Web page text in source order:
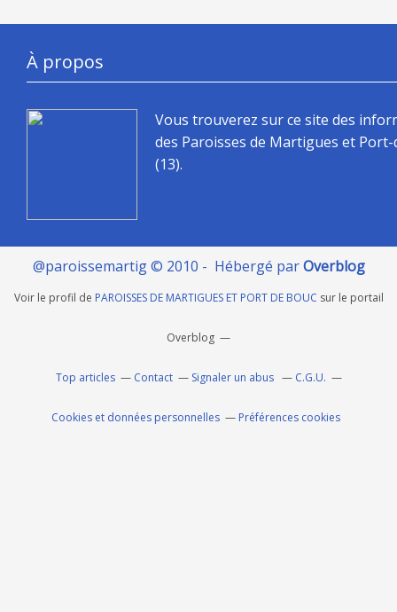
À propos
Vous trouverez sur ce site des
des Paroisses de Martigues et
(13).
@paroissemartig © 2010 - Hébergé parOverblog
Voir le profil de PAROISSES DE MARTIGUES ET PORT DE BOUC sur le portail
Overblog
Top articles Contact Signaler un abus C.G.U.
Cookies et données personnelles Préférences cookies